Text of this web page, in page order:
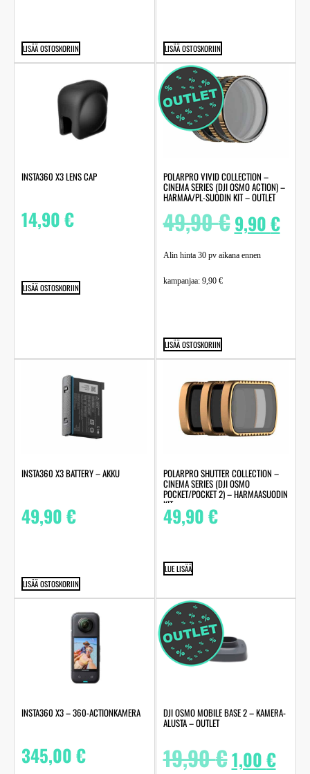
LISÄÄ OSTOSKORIIN LISÄÄ OSTOSKORIIN
INSTA360 X3 LENS CAP
14,90€
LISÄÄ OSTOSKORIIN
POLARPRO VIVID COLLECTION –
CINEMA SERIES (DJI OSMO ACTION) –
HARMAA/PL-SUODIN KIT – OUTLET
49,90€ 9,90€
Alin hinta 30 pv aikana ennen
kampanjaa: 9,90 €
LISÄÄ OSTOSKORIIN
INSTA360 X3 BATTERY – AKKU
49,90€
LISÄÄ OSTOSKORIIN
POLARPRO SHUTTER COLLECTION –
CINEMA SERIES (DJI OSMO
POCKET/POCKET 2) – HARMAASUODIN
KIT
49,90€
LUE LISÄÄ
INSTA360 X3 – 360-ACTIONKAMERA
345,00€
DJI OSMO MOBILE BASE 2 – KAMERA-
ALUSTA – OUTLET
19,90€1,00€